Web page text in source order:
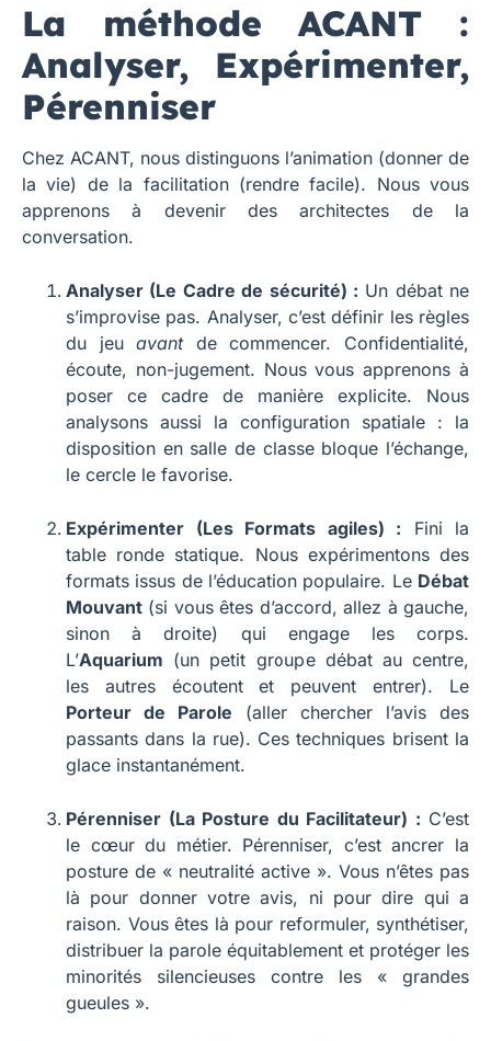
La méthode ACANT :
Analyser, Expérimenter,
Pérenniser
Chez ACANT, nous distinguons l’animation (donner de
la vie) de la facilitation (rendre facile). Nous vous
apprenons à devenir des architectes de la
conversation.
Analyser (Le Cadre de sécurité) : Un débat ne
s’improvise pas. Analyser, c’est définir les règles
du jeuavantde commencer. Confidentialité,
écoute, non-jugement. Nous vous apprenons à
poser ce cadre de manière explicite. Nous
analysons aussi la configuration spatiale : la
disposition en salle de classe bloque l’échange,
le cercle le favorise.
Expérimenter (Les Formats agiles) : Fini la
table ronde statique. Nous expérimentons des
formats issus de l’éducation populaire. Le Débat
Mouvant (si vous êtes d’accord, allez à gauche,
sinon à droite) qui engage les corps.
L’Aquarium (un petit groupe débat au centre,
les autres écoutent et peuvent entrer). Le
Porteur de Parole (aller chercher l’avis des
passants dans la rue). Ces techniques brisent la
glace instantanément.
Pérenniser (La Posture du Facilitateur) : C’est
le cœur du métier. Pérenniser, c’est ancrer la
posture de « neutralité active ». Vous n’êtes pas
là pour donner votre avis, ni pour dire qui a
raison. Vous êtes là pour reformuler, synthétiser,
distribuer la parole équitablement et protéger les
minorités silencieuses contre les « grandes
gueules ».